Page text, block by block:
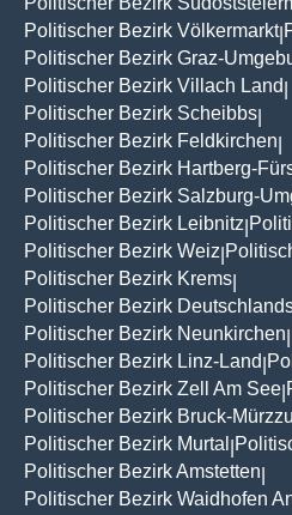
Politischer Bezirk Völkermarkt|
Politischer Bezirk Graz-
Politischer Bezirk Villach Land
Politischer Bezirk Scheibbs
Politischer Bezirk Feldkirchen
Politischer Bezirk Hartberg-
Politischer Bezirk Salzburg-
Politischer Bezirk Leibnitz
Politischer Bezirk Weiz
Politischer Bezirk Krems
Politischer Bezirk
Politischer Bezirk Neunkirchen
Politischer Bezirk Linz-Land
Politischer Bezirk Zell Am See
Politischer Bezirk Bruck-
Politischer Bezirk Murtal
Politischer Bezirk Amstetten
Politischer Bezirk Waidhofen